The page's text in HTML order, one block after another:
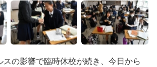
スの影響で臨時休校が続き、今日から